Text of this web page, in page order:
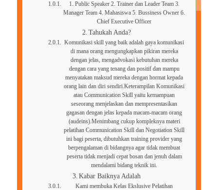
1. Public Speaker 2. Trainer dan Leader Team 3.
Manager Team 4. Mahasiswa 5. Bussiness Owner 6.
Chief Executive Officer
Tahukah Anda?
Komunikasi skill yang baik adalah gaya komunikasi
di mana orang mengungkapkan pikiran mereka
dengan jelas, mengadvokasi kebutuhan mereka
dengan cara yang tenang dan positif dan mampu
menyatakan maksud mereka dengan hormat kepada
orang lain dan diri sendiri.Keterampilan Komunikasi
atau Communication Skill yaitu kemampuan
seseorang menjelaskan dan mempresentasikan
gagasan dengan jelas kepada macam-macam orang
(audeins).Menimbang cukup kompleknya materi
pelatihan Communication Skill dan Negotiation Skill
ini bagi peserta, dibutuhkan training provider yang
berpengalaman di bidangnya agar tidak membuat
peserta tidak menjadi cepat bosan dan jenuh dalam
mendalami bidang teknik ini.
Kabar Baiknya Adalah
Kami membuka Kelas Ekslusive Pelatihan